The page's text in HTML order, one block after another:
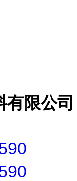
有限公司